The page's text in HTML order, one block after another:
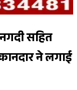
सहित
ने लगाई